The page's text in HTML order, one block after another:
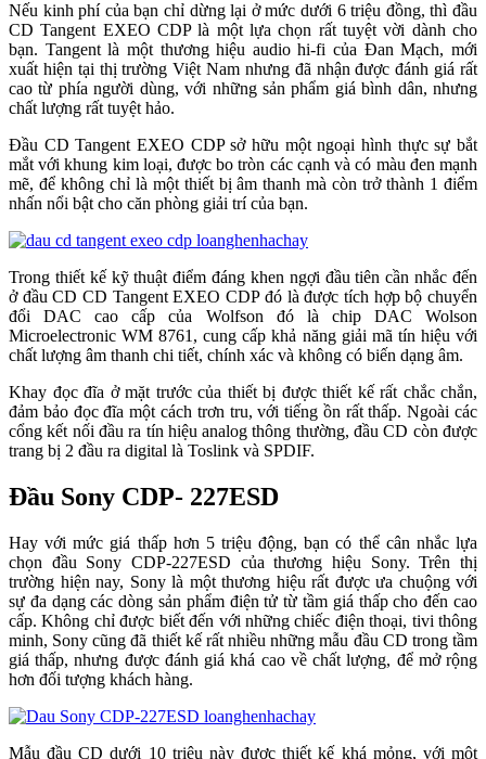
Nếu kinh phí của bạn chỉ dừng lại ở mức dưới 6 triệu đồng, thì đầu
CD Tangent EXEO CDP là một lựa chọn rất tuyệt vời dành cho
bạn. Tangent là một thương hiệu audio hi-fi của Đan Mạch, mới
xuất hiện tại thị trường Việt Nam nhưng đã nhận được đánh giá rất
cao từ phía người dùng, với những sản phẩm giá bình dân, nhưng
chất lượng rất tuyệt hảo.
Đầu CD Tangent EXEO CDP sở hữu một ngoại hình thực sự bắt
mắt với khung kim loại, được bo tròn các cạnh và có màu đen mạnh
mẽ, để không chỉ là một thiết bị âm thanh mà còn trở thành 1 điểm
nhấn nổi bật cho căn phòng giải trí của bạn.
Trong thiết kế kỹ thuật điểm đáng khen ngợi đầu tiên cần nhắc đến
ở đầu CD CD Tangent EXEO CDP đó là được tích hợp bộ chuyển
đổi DAC cao cấp của Wolfson đó là chip DAC Wolson
Microelectronic WM 8761, cung cấp khả năng giải mã tín hiệu với
chất lượng âm thanh chi tiết, chính xác và không có biến dạng âm.
Khay đọc đĩa ở mặt trước của thiết bị được thiết kế rất chắc chắn,
đảm bảo đọc đĩa một cách trơn tru, với tiếng ồn rất thấp. Ngoài các
cổng kết nối đầu ra tín hiệu analog thông thường, đầu CD còn được
trang bị 2 đầu ra digital là Toslink và SPDIF.
Đầu Sony CDP- 227ESD
Hay với mức giá thấp hơn 5 triệu động, bạn có thể cân nhắc lựa
chọn đầu Sony CDP-227ESD của thương hiệu Sony. Trên thị
trường hiện nay, Sony là một thương hiệu rất được ưa chuộng với
sự đa dạng các dòng sản phẩm điện tử từ tầm giá thấp cho đến cao
cấp. Không chỉ được biết đến với những chiếc điện thoại, tivi thông
minh, Sony cũng đã thiết kế rất nhiều những mẫu đầu CD trong tầm
giá thấp, nhưng được đánh giá khá cao về chất lượng, để mở rộng
hơn đối tượng khách hàng.
Mẫu đầu CD dưới 10 triệu này được thiết kế khá mỏng, với một